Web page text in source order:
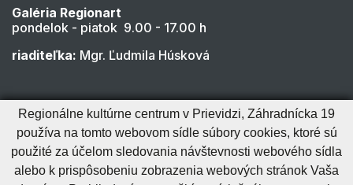
Galéria Regionart
pondelok - piatok 9.00 - 17.00 h
riaditeľka: Mgr. Ľudmila Húsková
Cookies nastavenieCookies - viac informáciíVyhlásenie o prístupnosti
Regionálne kultúrne centrum v Prievidzi, Záhradnícka 19
používa na tomto webovom sídle súbory cookies, ktoré sú
použité za účelom sledovania návštevnosti webového sídla
alebo k prispôsobeniu zobrazenia webových stránok Vaša